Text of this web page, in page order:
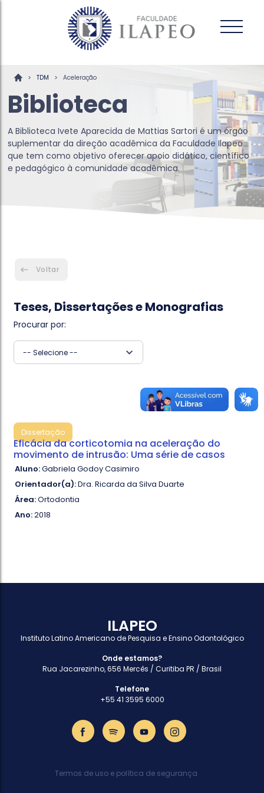
> TDM > Aceleração
Biblioteca
A Biblioteca Ivete Aparecida de Mattias Sartori é um órgão
suplementar da direção acadêmica da Faculdade Ilapeo
que tem como objetivo oferecer apoio didático, científico
e pedagógico à comunidade acadêmica.
Voltar
Teses, Dissertações e Monografias
Procurar por:
-- Selecione --
Dissertação
Eficácia da corticotomia na aceleração do
movimento de intrusão: Uma série de casos
Aluno:Gabriela Godoy Casimiro
Orientador(a):Dra. Ricarda da Silva Duarte
Área:Ortodontia
Ano:2018
ILAPEO
Instituto Latino Americano de Pesquisa e Ensino Odontológico
Onde estamos?
Rua Jacarezinho, 656 Mercês / Curitiba PR / Brasil
Telefone
+55 41 3595 6000
Termos de uso e política de segurança